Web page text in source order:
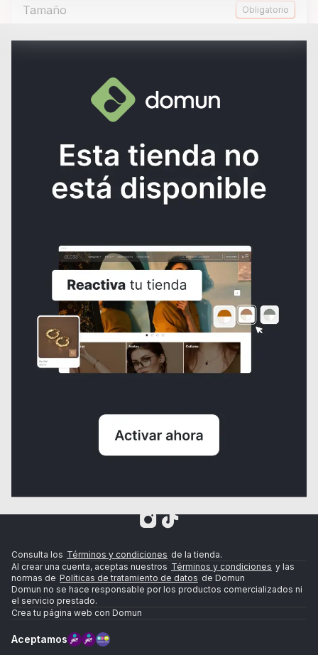
Tamaño
Obligatorio
Disponibilidad:
Información de la tienda
G'emmas Bijouteria
Cobertura
Envíos nacionales
Precio
S/79.9
Agregar
Consulta los Términos y condiciones de la tienda.
Al crear una cuenta, aceptas nuestros Términos y condiciones y las
normas de Políticas de tratamiento de datos de Domun
Domun no se hace responsable por los productos comercializados ni
el servicio prestado.
Crea tu página web con Domun
Aceptamos